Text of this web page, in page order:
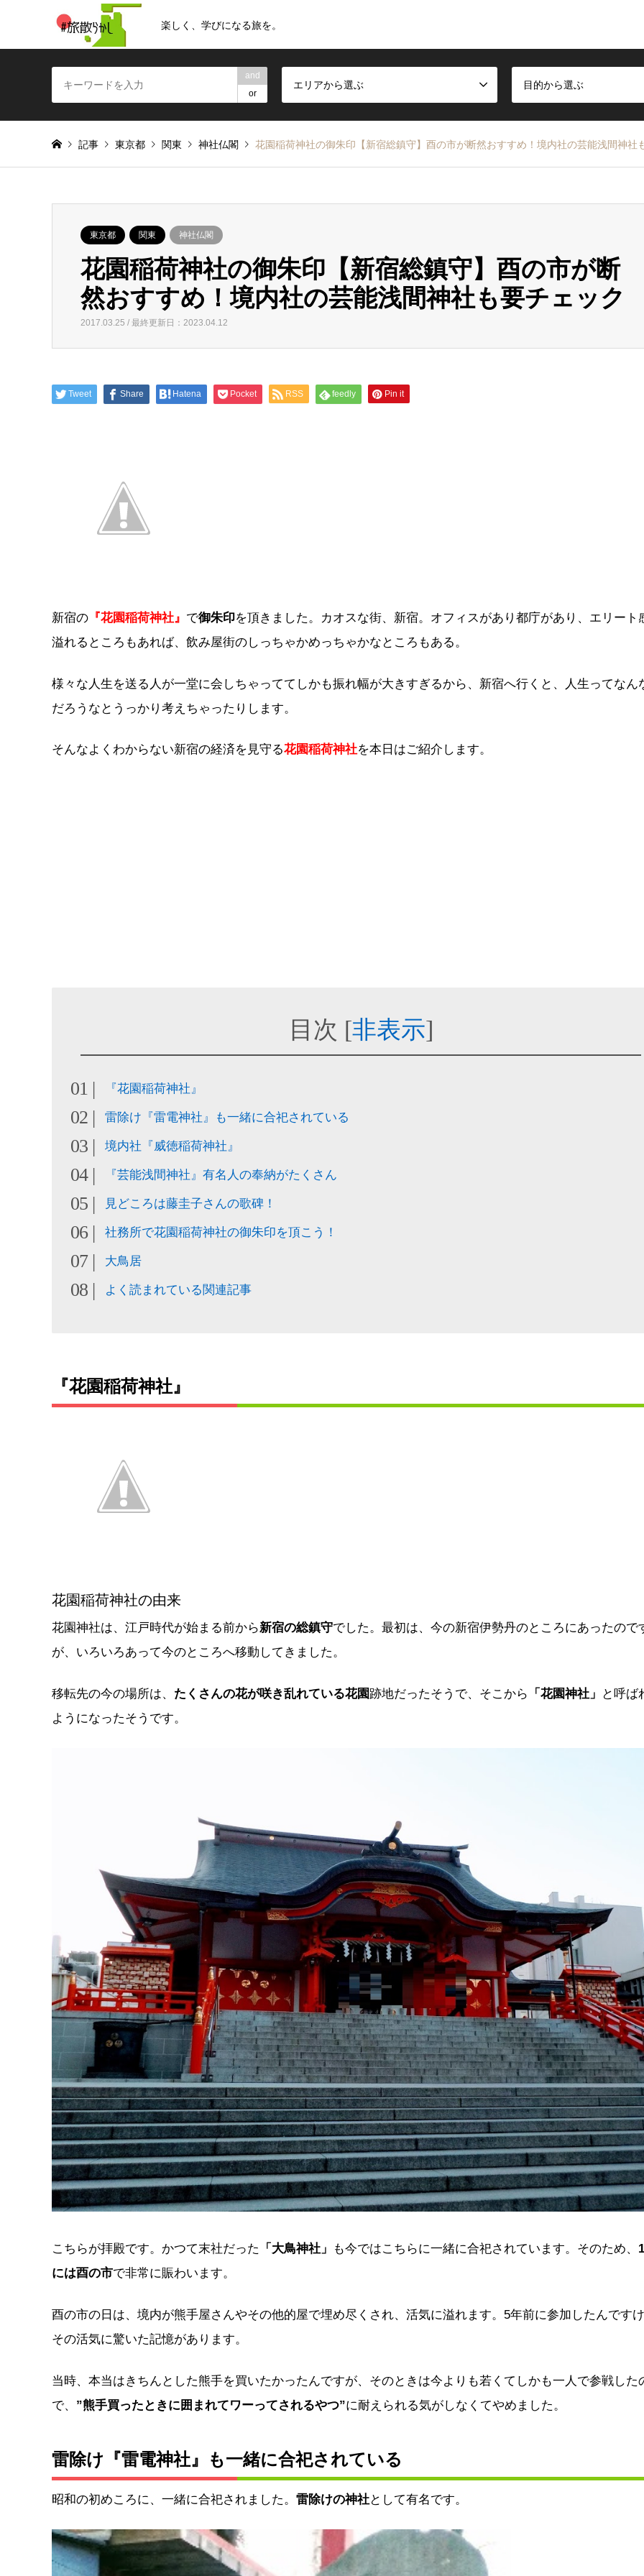
楽しく、学びになる旅を。
and
or
エリアから選ぶ 目的から選ぶ
記事 東京都 関東 神社仏閣 花園稲荷神社の御朱印【新宿総鎮守】酉の市が断然おすすめ！境内社の芸能浅間神社
東京都 関東 神社仏閣
花園稲荷神社の御朱印【新宿総鎮守】酉の市が断
然おすすめ！境内社の芸能浅間神社も要チェック
2017.03.25 / 最終更新日：2023.04.12
Tweet Share Hatena Pocket RSS feedly Pin it
新宿の 『花園稲荷神社』 で御朱印を頂きました。カオスな街、新宿。オフィスがあり都庁があり、エリート
溢れるところもあれば、飲み屋街のしっちゃかめっちゃかなところもある。
様々な人生を送る人が一堂に会しちゃっててしかも振れ幅が大きすぎるから、新宿へ行くと、人生ってなん
だろうなとうっかり考えちゃったりします。
そんなよくわからない新宿の経済を見守る花園稲荷神社を本日はご紹介します。
目次 [非表示]
『花園稲荷神社』
雷除け『雷電神社』も一緒に合祀されている
境内社『威徳稲荷神社』
『芸能浅間神社』有名人の奉納がたくさん
見どころは藤圭子さんの歌碑！
社務所で花園稲荷神社の御朱印を頂こう！
大鳥居
よく読まれている関連記事
『花園稲荷神社』
花園稲荷神社の由来
花園神社は、江戸時代が始まる前から新宿の総鎮守でした。最初は、今の新宿伊勢丹のところにあったので
が、いろいろあって今のところへ移動してきました。
移転先の今の場所は、 たくさんの花が咲き乱れている花園跡地だったそうで、そこから 「花園神社」
と呼ば
ようになったそうです。
こちらが拝殿です。かつて末社だった 「大鳥神社」 も今ではこちらに一緒に合祀されています。そのため、
には酉の市で非常に賑わいます。
酉の市の日は、境内が熊手屋さんやその他的屋で埋め尽くされ、活気に溢れます。5年前に参加したんです
その活気に驚いた記憶があります。
当時、本当はきちんとした熊手を買いたかったんですが、そのときは今よりも若くてしかも一人で参戦した
で、 ”熊手買ったときに囲まれてワーってされるやつ”に耐えられる気がしなくてやめました。
雷除け『雷電神社』も一緒に合祀されている
昭和の初めころに、一緒に合祀されました。 雷除けの神社として有名です。